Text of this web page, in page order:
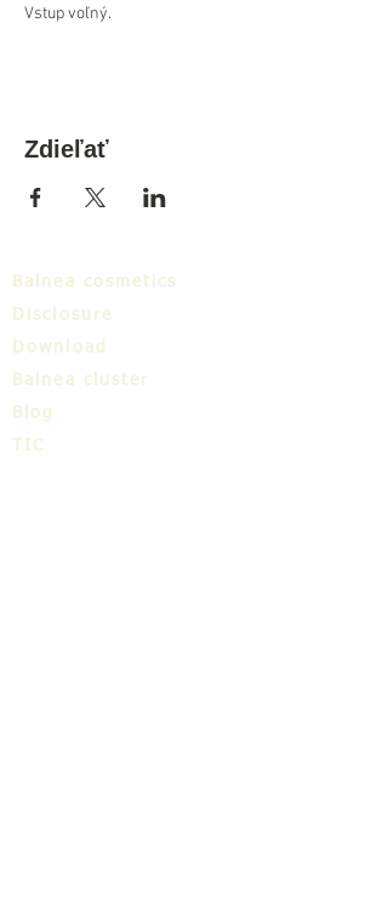
Vstup voľný.
Zdieľať
Balnea cosmetics
Disclosure
Download
Balnea cluster
Blog
TIC